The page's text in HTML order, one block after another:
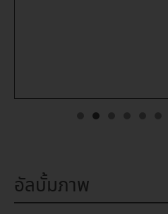
อัลบั้มภาพ